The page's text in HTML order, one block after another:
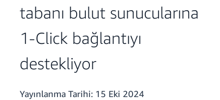
tabanı bulut sunucularına
1-Click bağlantıyı
destekliyor
Yayınlanma Tarihi: 15 Eki 2024